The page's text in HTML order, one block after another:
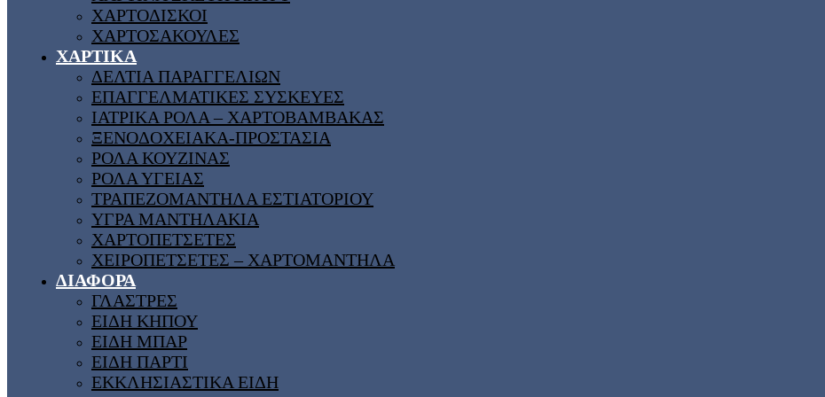
ΧΑΡΤΟΔΙΣΚΟΙ
ΧΑΡΤΟΣΑΚΟΥΛΕΣ
ΧΑΡΤΙΚΑ
ΔΕΛΤΙΑ ΠΑΡΑΓΓΕΛΙΩΝ
ΕΠΑΓΓΕΛΜΑΤΙΚΕΣ ΣΥΣΚΕΥΕΣ
ΙΑΤΡΙΚΑ ΡΟΛΑ – ΧΑΡΤΟΒΑΜΒΑΚΑΣ
ΞΕΝΟΔΟΧΕΙΑΚΑ-ΠΡΟΣΤΑΣΙΑ
ΡΟΛΑ ΚΟΥΖΙΝΑΣ
ΡΟΛΑ ΥΓΕΙΑΣ
ΤΡΑΠΕΖΟΜΑΝΤΗΛΑ ΕΣΤΙΑΤΟΡΙΟΥ
ΥΓΡΑ ΜΑΝΤΗΛΑΚΙΑ
ΧΑΡΤΟΠΕΤΣΕΤΕΣ
ΧΕΙΡΟΠΕΤΣΕΤΕΣ – ΧΑΡΤΟΜΑΝΤΗΛΑ
ΔΙΑΦΟΡΑ
ΓΛΑΣΤΡΕΣ
ΕΙΔΗ ΚΗΠΟΥ
ΕΙΔΗ ΜΠΑΡ
ΕΙΔΗ ΠΑΡΤΙ
ΕΚΚΛΗΣΙΑΣΤΙΚΑ ΕΙΔΗ